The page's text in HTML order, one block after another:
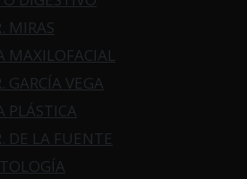
MIRAS
MAXILOFACIAL
GARCÍA VEGA
PLÁSTICA
DE LA FUENTE